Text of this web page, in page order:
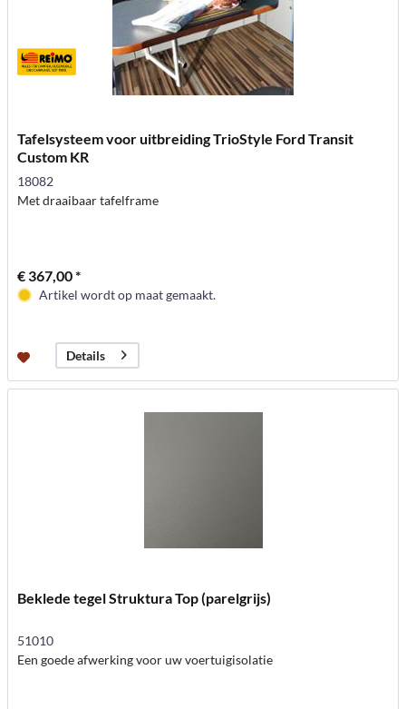
Tafelsysteem voor uitbreiding TrioStyle Ford Transit
Custom KR
18082
Met draaibaar tafelframe
€ 367,00 *
Artikel wordt op maat gemaakt.
Details
Beklede tegel Struktura Top (parelgrijs)
51010
Een goede afwerking voor uw voertuigisolatie